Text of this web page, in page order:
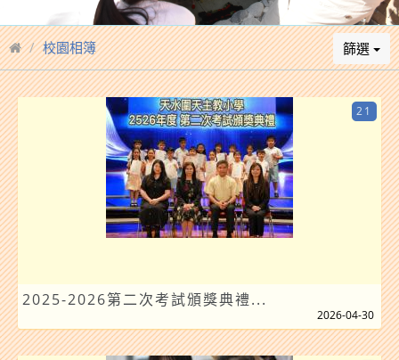
校園相簿 篩選
2025-2026第二次考試頒獎典禮...
21
2026-04-30